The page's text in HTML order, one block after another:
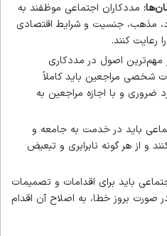
مددکاران اجتماعی موظفند به
مذهب، جنسیت و شرایط اقتصادی
رعایت کنند.
مهم‌ترین اصول در مددکاری
شخصی مراجعین باید کاملاً
ضروری و با اجازه مراجعین به
باید در خدمت به جامعه و
و از هر گونه نابرابری و تبعیض
باید برای اقدامات و تصمیمات
صورت بروز خطا، به اصلاح آن اقدام